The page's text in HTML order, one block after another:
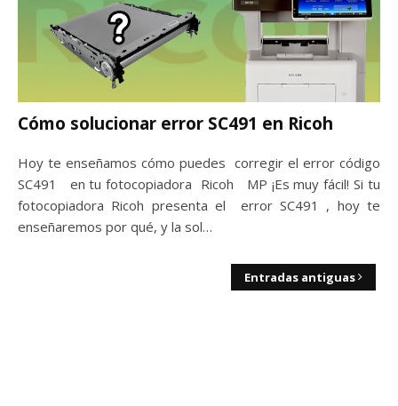
Cómo solucionar error SC491 en Ricoh
Hoy te enseñamos cómo puedes corregir el error código
SC491 en tu fotocopiadora Ricoh MP ¡Es muy fácil! Si tu
fotocopiadora Ricoh presenta el error SC491 , hoy te
enseñaremos por qué, y la sol…
Entradas antiguas